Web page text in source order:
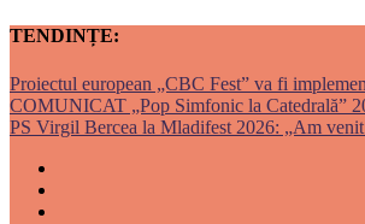
TENDINȚE:
Proiectul european „CBC Fest” va fi
COMUNICAT „Pop Simfonic la Catedrală”
PS Virgil Bercea la Mladifest 2026: „Am